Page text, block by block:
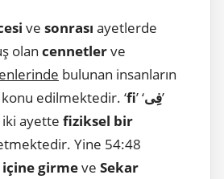
ve sonrası ayetlerde
olan cennetlerve
bulunan insanların
edilmektedir. ‘fi’ ‘فِى’
iki ayette fiziksel bir
Yine 54:48
içine girmeve Sekar